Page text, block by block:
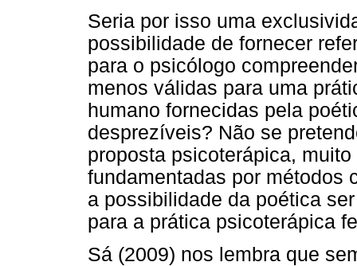
Seria por isso uma
possibilidade de fornecer
para o psicólogo
menos válidas para uma
humano fornecidas pela
desprezíveis? Não se
proposta psicoterápica,
fundamentadas por métodos
a possibilidade da poética
para a prática psicoterápica
Sá (2009) nos lembra que